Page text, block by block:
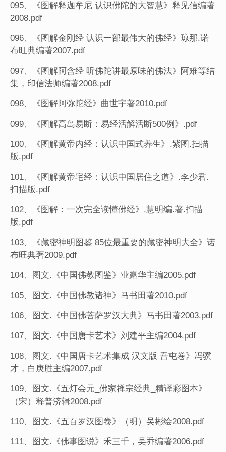
095、《图解释迦牟尼 认识佛陀的大智慧》释见信编著
2008.pdf
096、《图解金刚经 认识一部最伟大的佛经》琼那.诺
布旺典编著2007.pdf
097、《图解阿含经 听佛陀讲最原味的佛法》阿难等结
集，印信法师编著2008.pdf
098、《图解阿弥陀经》曲世宇著2010.pdf
099、《图解高岛易断：易经活解活断500例》.pdf
100、《图解黄帝内经：认识中国式养生》.紫图.扫描
版.pdf
101、《图解黄帝宅经：认识中国居住之道》.李少君.
扫描版.pdf
102、《图解：一次完全读懂佛经》.慧明编.著.扫描
版.pdf
103、《藏密神明图鉴 85位最重要的藏密神明大全》诺
布旺典著2009.pdf
104、图文.《中国佛教图鉴》业露华主编2005.pdf
105、图文.《中国佛教诸神》马书田著2010.pdf
106、图文.《中国佛菩萨罗汉大典》马书田著2003.pdf
107、图文.《中国唐卡艺术》刘建平主编2004.pdf
108、图文.《中国唐卡艺术集成 汉文版 吾屯卷》冯骥
才，白庚胜主编2007.pdf
109、图文.《五灯会元_佛家禅宗经典_精译彩图本》
（宋）释普济辑2008.pdf
110、图文.《五百罗汉图卷》（明）吴彬绘2008.pdf
111、图文.《佛事图说》禾三千，吴乔编著2006.pdf